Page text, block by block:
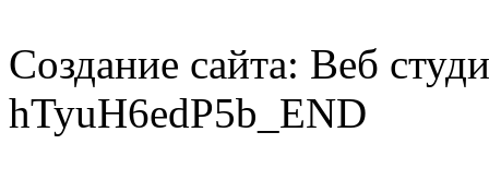
Создание сайта: Веб
hTyuH6edP5b_END